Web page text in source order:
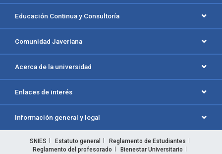
Educación Continua y Consultoría
Comunidad Javeriana
Acerca de la universidad
Enlaces de interés
Información general y legal
SNIES Estatuto general
Reglamento de Estudiantes
Reglamento del profesorado
Bienestar Universitario